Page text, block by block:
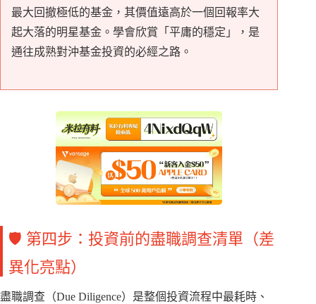
最大回撤極低的基金，其價值遠高於一個回報率大
起大落的明星基金。學會欣賞「平庸的穩定」，是
通往成熟對沖基金投資的必經之路。
🛡️ 第四步：投資前的盡職調查清單（差
異化亮點）
盡職調查（Due Diligence）是整個投資流程中最耗時、